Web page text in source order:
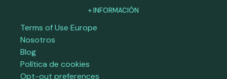
+ INFORMACIÓN
Terms of Use Europe
Nosotros
Blog
Política de cookies
Opt-out preferences